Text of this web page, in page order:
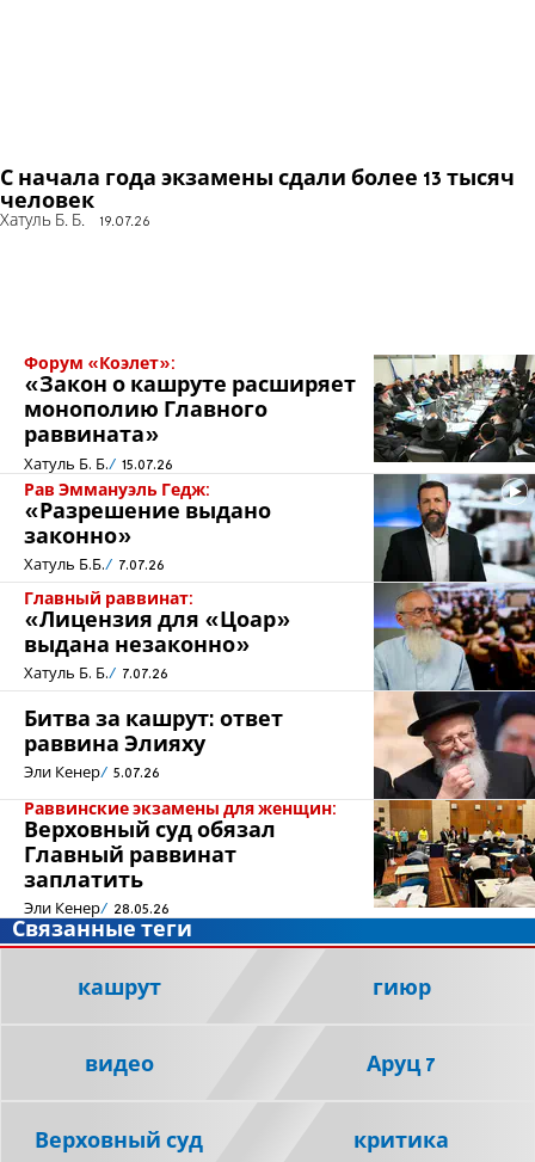
С начала года экзамены сдали более 13 тысяч
человек
Хатуль Б. Б. 19.07.26
Форум «Коэлет»:
«Закон о кашруте расширяет
монополию Главного
раввината»
Хатуль Б. Б. 15.07.26
Рав Эммануэль Гедж:
«Разрешение выдано
законно»
Хатуль Б.Б. 7.07.26
Главный раввинат:
«Лицензия для «Цоар»
выдана незаконно»
Хатуль Б. Б. 7.07.26
Битва за кашрут: ответ
раввина Элияху
Эли Кенер 5.07.26
Раввинские экзамены для женщин:
Верховный суд обязал
Главный раввинат
заплатить
Эли Кенер 28.05.26
Связанные теги
кашрут гиюр
видео Аруц 7
Верховный суд критика